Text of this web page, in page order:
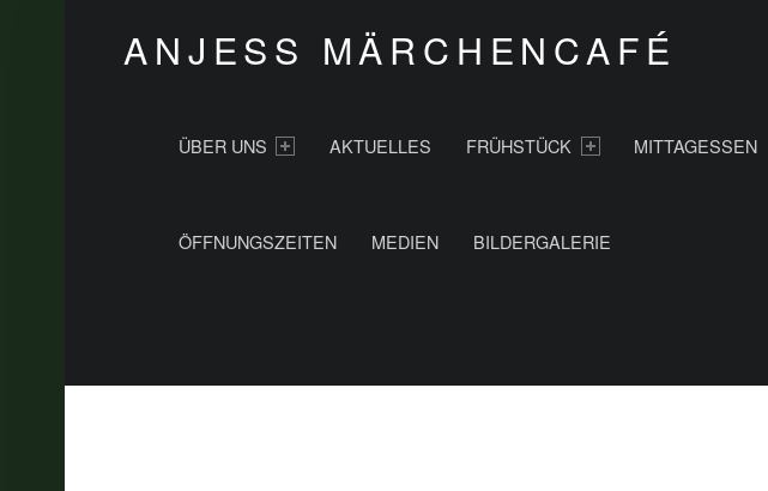
ANJESS MÄRCHENCAFÉ
ÜBER UNS AKTUELLES FRÜHSTÜCK MITTAGESSEN
ÖFFNUNGSZEITEN MEDIEN BILDERGALERIE